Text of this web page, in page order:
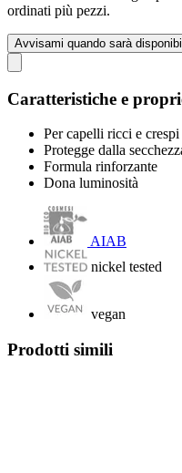
ordinati più pezzi.
Avvisami quando sarà
Caratteristiche e
Per capelli ricci e crespi
Protegge dalla
Formula rinforzante
Dona luminosità
AIAB
nickel tested
vegan
Prodotti simili